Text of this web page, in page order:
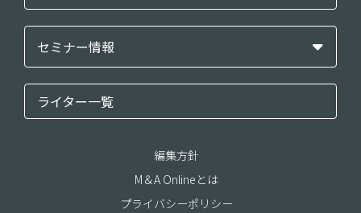
セミナー情報
ライター一覧
編集方針
M＆A Onlineとは
プライバシーポリシー